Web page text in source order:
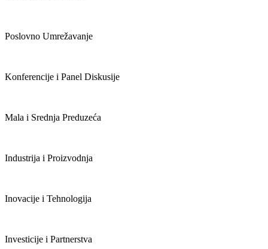
Poslovno Umrežavanje
Konferencije i Panel Diskusije
Mala i Srednja Preduzeća
Industrija i Proizvodnja
Inovacije i Tehnologija
Investicije i Partnerstva